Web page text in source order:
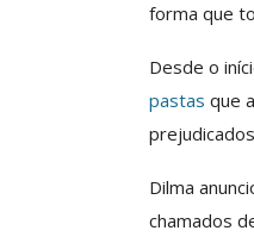
forma que
Desde o
pastas que
Dilma
chamados